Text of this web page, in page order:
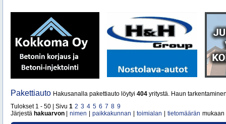
Pakettiauto Hakusanalla pakettiauto löytyi 404 yritystä. Haun
Tulokset 1 - 50 | Sivu 1 2 3 4 5 6 7 8 9
Järjestä hakuarvon nimen paikkakunnan toimialan tietomäärän mukaan